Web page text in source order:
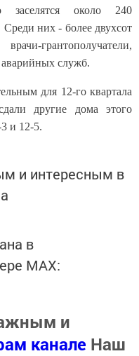
заселятся около 240
них - более двухсот
грантополучатели,
служб.
для 12-го квартала
другие дома этого
и 12-5.
и интересным в
в
MАХ:
и
канале Наш